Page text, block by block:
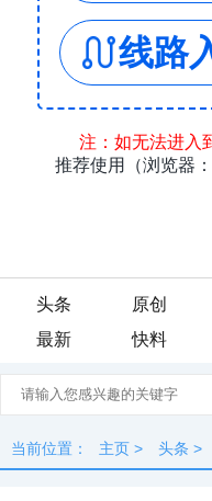
头条 原创
最新
快料
当前位置： 主页 > 头条 >